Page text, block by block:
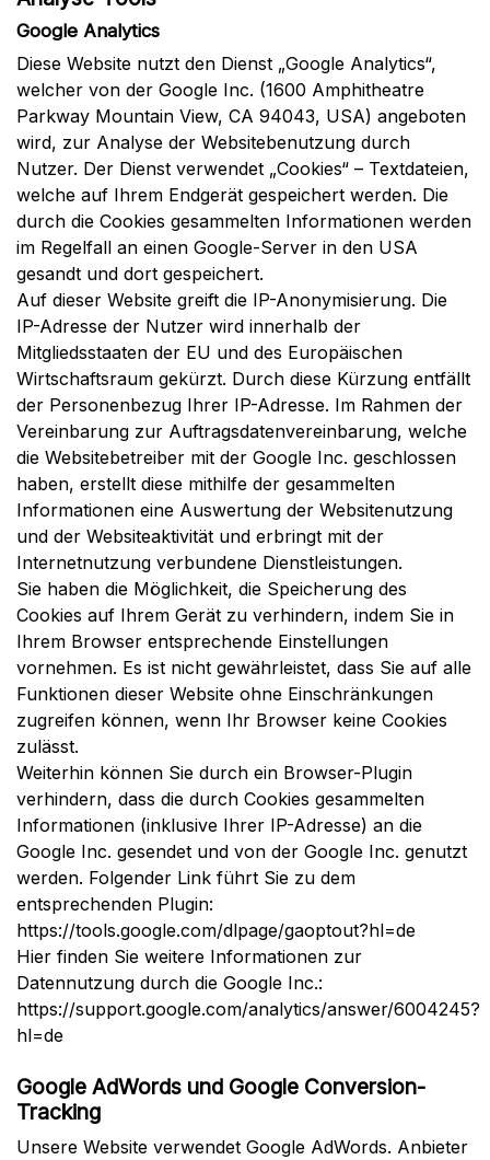
Google Analytics
Diese Website nutzt den Dienst „Google Analytics“,
welcher von der Google Inc. (1600 Amphitheatre
Parkway Mountain View, CA 94043, USA) angeboten
wird, zur Analyse der Websitebenutzung durch
Nutzer. Der Dienst verwendet „Cookies“ – Textdateien,
welche auf Ihrem Endgerät gespeichert werden. Die
durch die Cookies gesammelten Informationen werden
im Regelfall an einen Google-Server in den USA
gesandt und dort gespeichert.
Auf dieser Website greift die IP-Anonymisierung. Die
IP-Adresse der Nutzer wird innerhalb der
Mitgliedsstaaten der EU und des Europäischen
Wirtschaftsraum gekürzt. Durch diese Kürzung entfällt
der Personenbezug Ihrer IP-Adresse. Im Rahmen der
Vereinbarung zur Auftragsdatenvereinbarung, welche
die Websitebetreiber mit der Google Inc. geschlossen
haben, erstellt diese mithilfe der gesammelten
Informationen eine Auswertung der Websitenutzung
und der Websiteaktivität und erbringt mit der
Internetnutzung verbundene Dienstleistungen.
Sie haben die Möglichkeit, die Speicherung des
Cookies auf Ihrem Gerät zu verhindern, indem Sie in
Ihrem Browser entsprechende Einstellungen
vornehmen. Es ist nicht gewährleistet, dass Sie auf alle
Funktionen dieser Website ohne Einschränkungen
zugreifen können, wenn Ihr Browser keine Cookies
zulässt.
Weiterhin können Sie durch ein Browser-Plugin
verhindern, dass die durch Cookies gesammelten
Informationen (inklusive Ihrer IP-Adresse) an die
Google Inc. gesendet und von der Google Inc. genutzt
werden. Folgender Link führt Sie zu dem
entsprechenden Plugin:
https://tools.google.com/dlpage/gaoptout?hl=de
Hier finden Sie weitere Informationen zur
Datennutzung durch die Google Inc.:
https://support.google.com/analytics/answer/6004245?
hl=de
Google AdWords und Google Conversion-
Tracking
Unsere Website verwendet Google AdWords. Anbieter